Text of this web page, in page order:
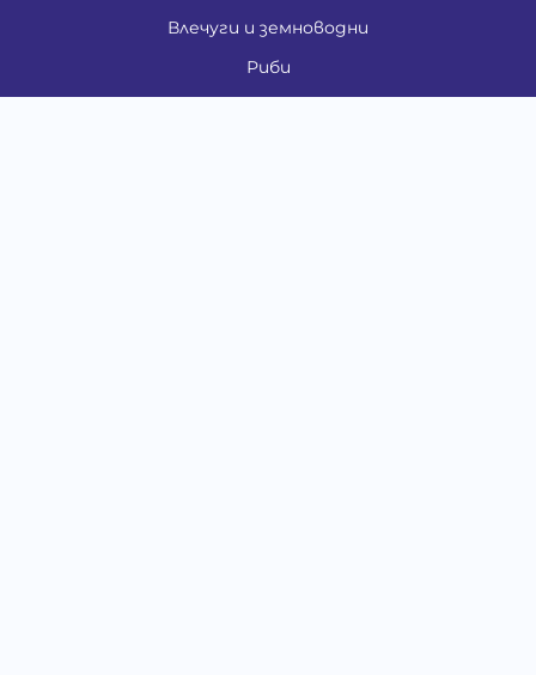
Влечуги и земноводни
Риби